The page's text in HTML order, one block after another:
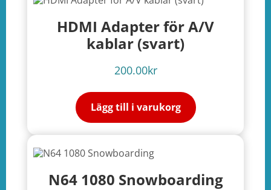
HDMI Adapter för A/V
kablar (svart)
200.00kr
Lägg till i varukorg
N64 1080 Snowboarding